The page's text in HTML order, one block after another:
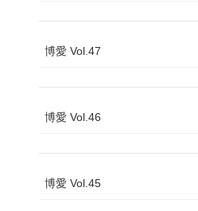
博愛 Vol.47
博愛 Vol.46
博愛 Vol.45